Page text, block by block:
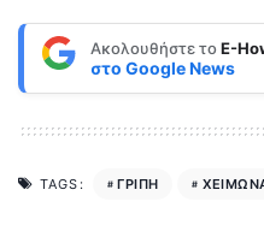
Ακολουθήστε τοE-
στο Google News
TAGS: ΓΡΙΠΗ